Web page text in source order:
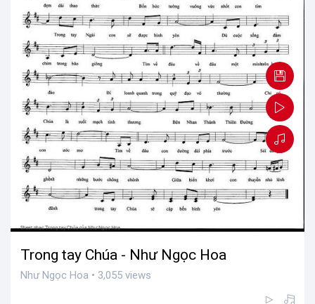
Trong tay Chúa - Như Ngọc Hoa
Như Ngọc Hoa • 3,055 views